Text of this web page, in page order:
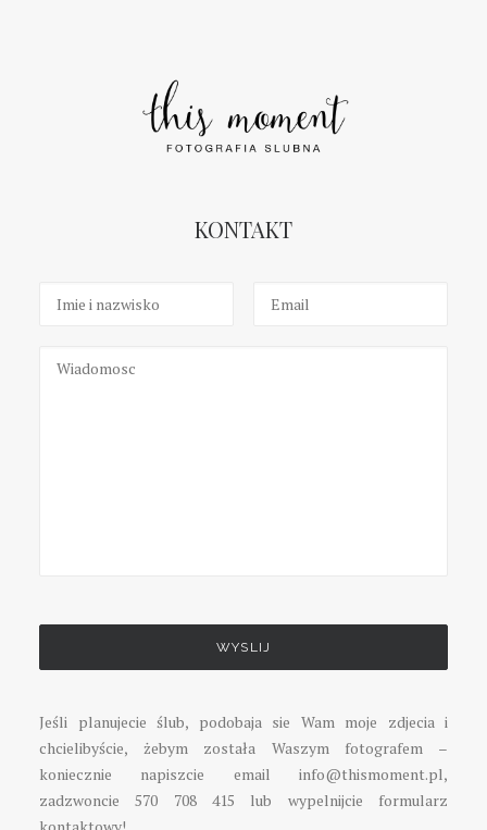
KONTAKT
empty.
Jeśli planujecie ślub, podobaja sie Wam moje zdjecia i
chcielibyście, żebym została Waszym fotografem –
koniecznie napiszcie email info@thismoment.pl,
zadzwoncie 570 708 415 lub wypelnijcie formularz